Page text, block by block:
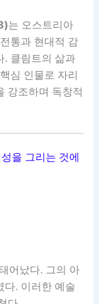
는 오스트리아
통과 현대적 감
. 클림트의 삶과
심 인물로 자리
강조하며 독창적
을 그리는 것에
어났다. 그의 아
다. 이러한 예술